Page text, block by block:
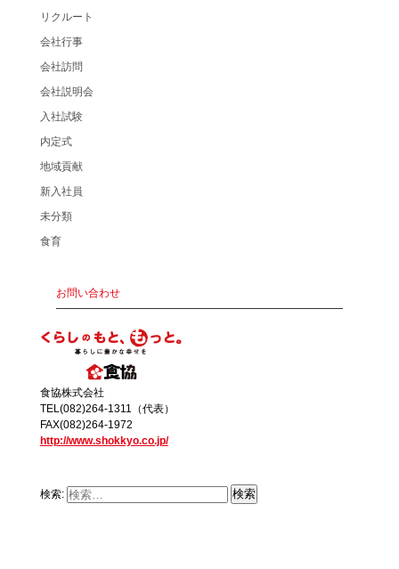
リクルート
会社行事
会社訪問
会社説明会
入社試験
内定式
地域貢献
新入社員
未分類
食育
お問い合わせ
食協株式会社
TEL(082)264-1311（代表）
FAX(082)264-1972
http://www.shokkyo.co.jp/
検索: